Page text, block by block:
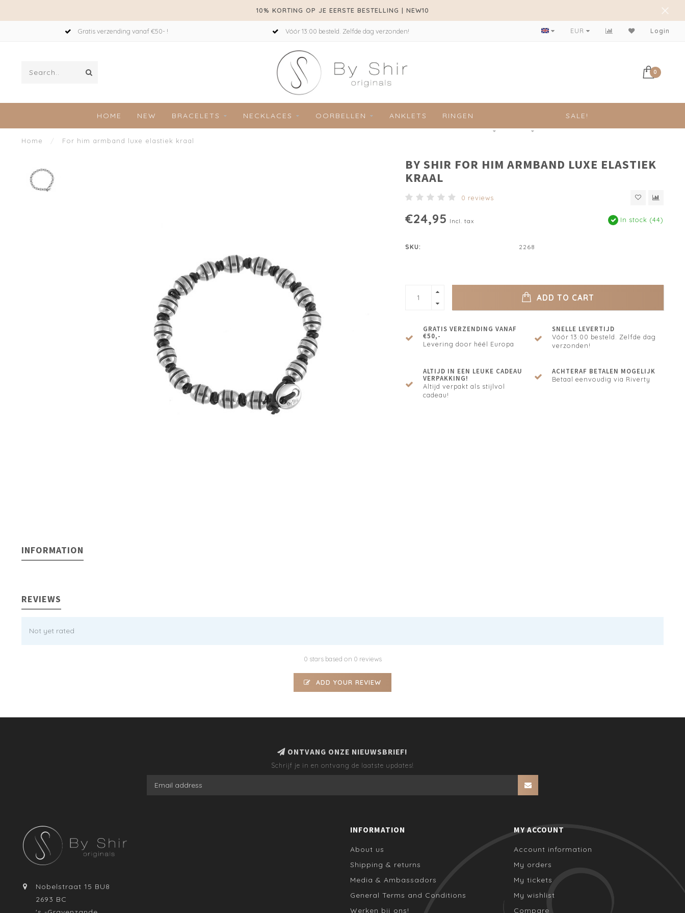
10% KORTING OP JE EERSTE BESTELLING | NEW10
Gratis verzending vanaf €50- ! Vóór 13:00 besteld. Zelfde dag verzonden! EUR Login
0
HOME NEW BRACELETS NECKLACES OORBELLEN ANKLETS RINGEN SALE!
Home / For him armband luxe elastiek kraal
BY SHIR FOR HIM ARMBAND LUXE ELASTIEK
KRAAL
0 reviews
€24,95 Incl. tax In stock (44)
SKU: 2268
ADD TO CART
GRATIS VERZENDING VANAF
€50,-
Levering door héél Europa
SNELLE LEVERTIJD
Vóór 13:00 besteld. Zelfde dag
verzonden!
ALTIJD IN EEN LEUKE CADEAU
VERPAKKING!
Altijd verpakt als stijlvol
cadeau!
ACHTERAF BETALEN MOGELIJK
Betaal eenvoudig via Riverty
INFORMATION
REVIEWS
Not yet rated
0 stars based on 0 reviews
ADD YOUR REVIEW
ONTVANG ONZE NIEUWSBRIEF!
Schrijf je in en ontvang de laatste updates!
Nobelstraat 15 BU8
2693 BC
INFORMATION
About us
Shipping & returns
Media & Ambassadors
General Terms and Conditions
Werken bij ons!
MY ACCOUNT
Account information
My orders
My tickets
My wishlist
Compare